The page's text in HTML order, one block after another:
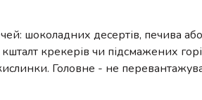
шоколадних десертів, печива
крекерів чи підсмажених
Головне - не